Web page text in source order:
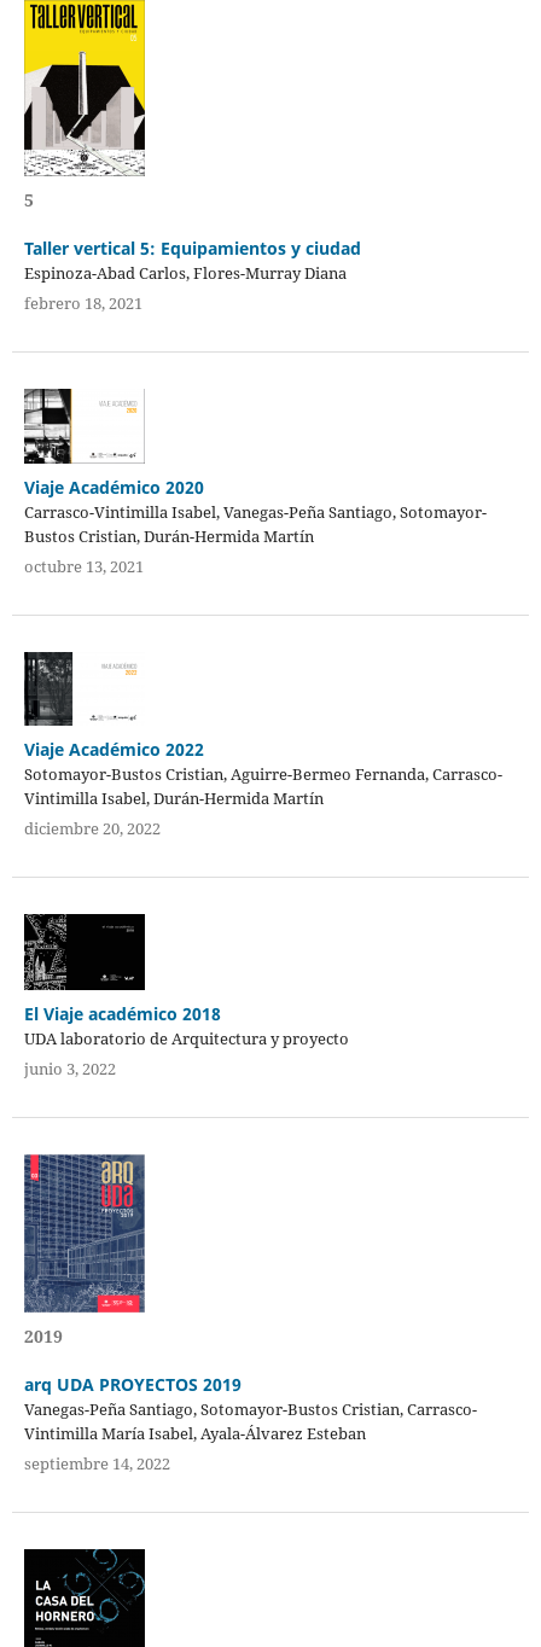
5
Taller vertical 5: Equipamientos y ciudad
Espinoza-Abad Carlos, Flores-Murray Diana
febrero 18, 2021
Viaje Académico 2020
Carrasco-Vintimilla Isabel, Vanegas-Peña Santiago, Sotomayor-
Bustos Cristian, Durán-Hermida Martín
octubre 13, 2021
Viaje Académico 2022
Sotomayor-Bustos Cristian, Aguirre-Bermeo Fernanda, Carrasco-
Vintimilla Isabel, Durán-Hermida Martín
diciembre 20, 2022
El Viaje académico 2018
UDA laboratorio de Arquitectura y proyecto
junio 3, 2022
2019
arq UDA PROYECTOS 2019
Vanegas-Peña Santiago, Sotomayor-Bustos Cristian, Carrasco-
Vintimilla María Isabel, Ayala-Álvarez Esteban
septiembre 14, 2022